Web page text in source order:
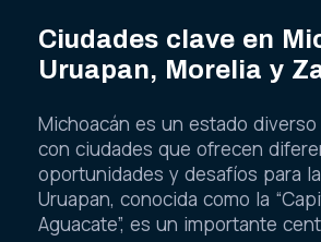
Ciudades clave en
Uruapan, Morelia y
Michoacán es un estado diverso
con ciudades que ofrecen
oportunidades y desafíos para
Uruapan, conocida como la
Aguacate”, es un importante